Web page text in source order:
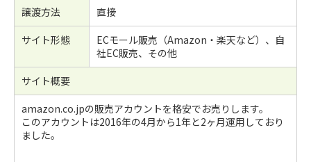
譲渡方法
直接
サイト形態
ECモール販売（Amazon・楽天など）、自
社EC販売、その他
サイト概要
amazon.co.jpの販売アカウントを格安でお売りします。
このアカウントは2016年の4月から1年と2ヶ月運用しており
ました。